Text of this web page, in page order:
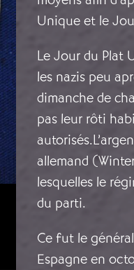
Unique et le
Le Jour du Plat
les nazis peu
dimanche de
pas leur rôti
allemand
lesquelles le
du parti.
Ce fut le
Espagne en